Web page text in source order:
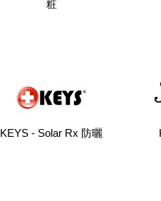
粧
KEYS - Solar Rx 防曬